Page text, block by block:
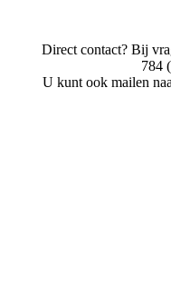
Direct contact? Bij
784
U kunt ook mailen